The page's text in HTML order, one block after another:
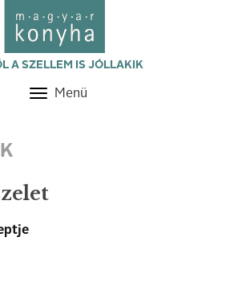
A SZELLEM IS JÓLLAKIK
Toggle
Menü